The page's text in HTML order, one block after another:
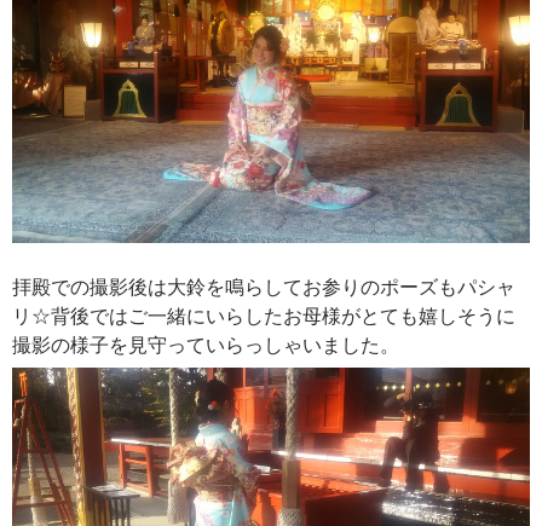
拝殿での撮影後は大鈴を鳴らしてお参りのポーズもパシャ
リ☆背後ではご一緒にいらしたお母様がとても嬉しそうに
撮影の様子を見守っていらっしゃいました。